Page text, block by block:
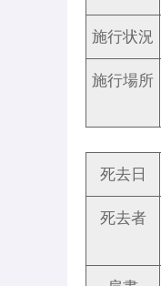
施行状況
施行場所
死去日
死去者